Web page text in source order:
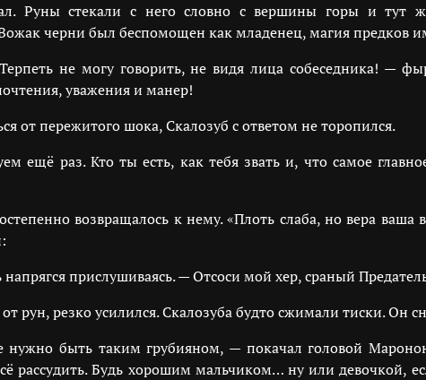
Руны стекали с него словно с вершины горы и тут
черни был беспомощен как младенец, магия предков
не могу говорить, не видя лица собеседника! —
уважения и манер!
от пережитого шока, Скалозуб с ответом не торопился.
ещё раз. Кто ты есть, как тебя звать и, что самое
возвращалось к нему. «Плоть слаба, но вера
прислушиваясь. — Отсоси мой хер, сраный
рун, резко усилился. Скалозуба будто сжимали тиски. Он
нужно быть таким грубияном, — покачал головой
рассудить. Будь хорошим мальчиком… ну или девочкой,